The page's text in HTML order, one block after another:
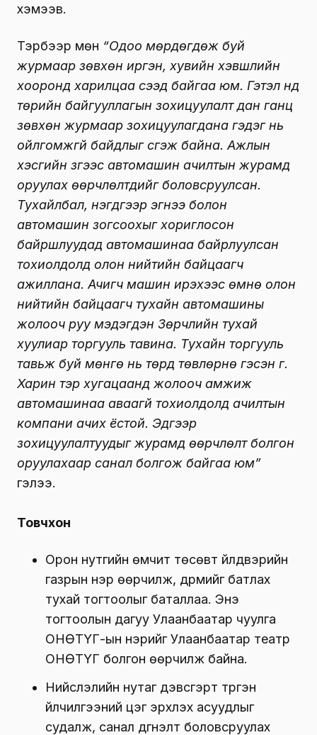
хэмээв.
Тэрбээр мөн “Одоо мөрдөгдөж буй
журмаар зөвхөн иргэн, хувийн хэвшлийн
хооронд харилцаа үүсээд байгаа юм. Гэтэл үүнд
төрийн байгууллагын зохицуулалт дан ганц
зөвхөн журмаар зохицуулагдана гэдэг нь
ойлгомжгүй байдлыг үүсгэж байна. Ажлын
хэсгийн зүгээс автомашин ачилтын журамд
оруулах өөрчлөлтүүдийг боловсруулсан.
Тухайлбал, нэгдүгээр эгнээ болон
автомашин зогсоохыг хориглосон
байршлуудад автомашинаа байрлуулсан
тохиолдолд олон нийтийн байцаагч
ажиллана. Ачигч машин ирэхээс өмнө олон
нийтийн байцаагч тухайн автомашины
жолооч руу мэдэгдэн Зөрчлийн тухай
хуулиар торгууль тавина. Тухайн торгууль
тавьж буй мөнгө нь төрд төвлөрнө гэсэн үг.
Харин тэр хугацаанд жолооч амжиж
автомашинаа аваагүй тохиолдолд ачилтын
компани ачих ёстой. Эдгээр
зохицуулалтуудыг журамд өөрчлөлт болгон
оруулахаар санал болгож байгаа юм”
гэлээ.
Товчхон
Орон нутгийн өмчит төсөвт үйлдвэрийн
газрын нэр өөрчилж, дүрмийг батлах
тухай тогтоолыг баталлаа. Энэ
тогтоолын дагуу Улаанбаатар чуулга
ОНӨТҮГ-ын нэрийг Улаанбаатар театр
ОНӨТҮГ болгон өөрчилж байна.
Нийслэлийн нутаг дэвсгэрт түргэн
үйлчилгээний цэг эрхлэх асуудлыг
судалж, санал дүгнэлт боловсруулах